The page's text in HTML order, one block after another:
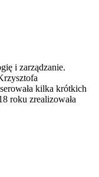
i zarządzanie.
kilka krótkich
roku zrealizowała